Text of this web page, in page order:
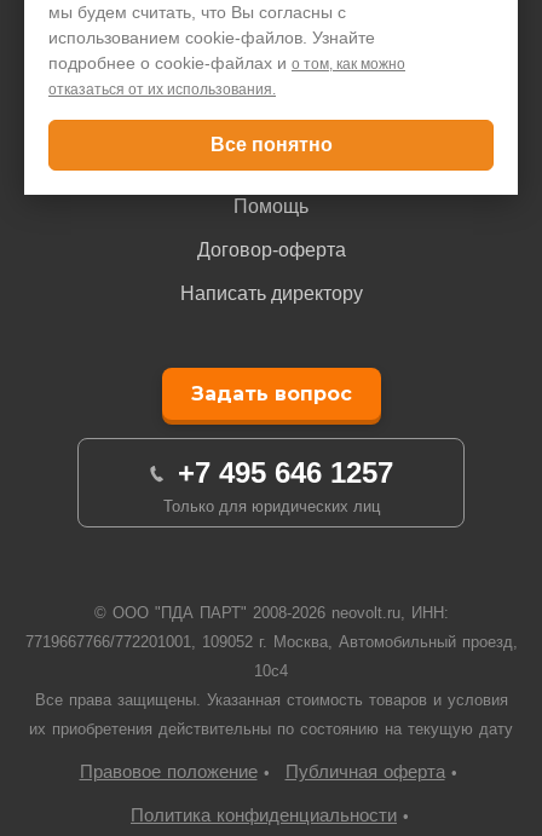
мы будем считать, что Вы согласны с
использованием cookie-файлов. Узнайте
подробнее о cookie-файлах и о том, как можно
отказаться от их использования.
Все понятно
Покупателю
Доставка и оплата
Помощь
Договор-оферта
Написать директору
Задать вопрос
+7 495 646 1257
Только для юридических лиц
© ООО "ПДА ПАРТ" 2008-2026neovolt.ru, ИНН:
7719667766/772201001, 109052 г. Москва, Автомобильный проезд,
10с4
Все права защищены. Указанная стоимость товаров и условия
их приобретения действительны по состоянию на текущую дату
Правовое положение• Публичная оферта•
Политика конфиденциальности •